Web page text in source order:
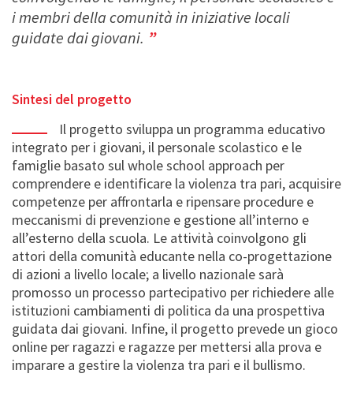
i membri della comunità in iniziative locali
guidate dai giovani.
Sintesi del progetto
Il progetto sviluppa un programma educativo
integrato per i giovani, il personale scolastico e le
famiglie basato sul whole school approach per
comprendere e identificare la violenza tra pari, acquisire
competenze per affrontarla e ripensare procedure e
meccanismi di prevenzione e gestione all’interno e
all’esterno della scuola. Le attività coinvolgono gli
attori della comunità educante nella co-progettazione
di azioni a livello locale; a livello nazionale sarà
promosso un processo partecipativo per richiedere alle
istituzioni cambiamenti di politica da una prospettiva
guidata dai giovani. Infine, il progetto prevede un gioco
online per ragazzi e ragazze per mettersi alla prova e
imparare a gestire la violenza tra pari e il bullismo.